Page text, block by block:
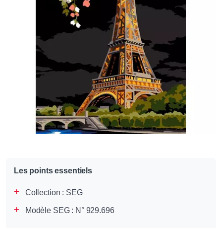
Les points essentiels
Collection : SEG
Modèle SEG : N° 929.696